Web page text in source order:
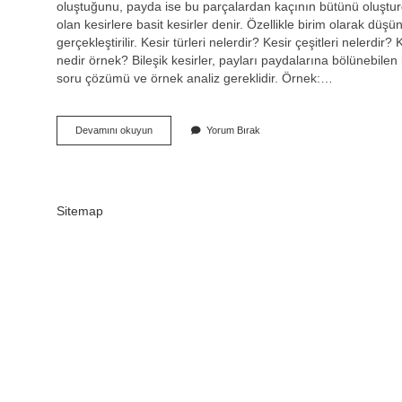
oluştuğunu, payda ise bu parçalardan kaçının bütünü
olan kesirlere basit kesirler denir. Özellikle birim olarak
gerçekleştirilir. Kesir türleri nelerdir? Kesir çeşitleri nelerdir?
nedir örnek? Bileşik kesirler, payları paydalarına
soru çözümü ve örnek analiz gereklidir. Örnek:…
Devamını okuyun7
4
Yorum Bırak
Sitemap